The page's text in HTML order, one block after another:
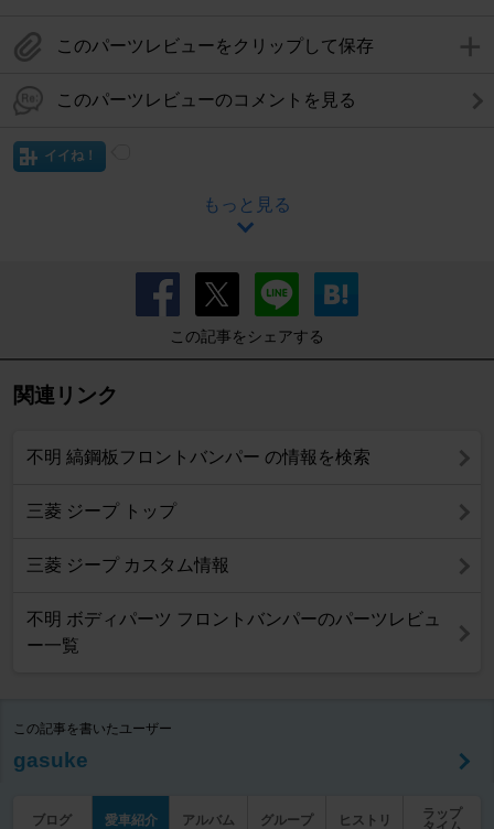
このパーツレビューをクリップして保存
このパーツレビューのコメントを見る
イイね！
もっと見る
この記事をシェアする
関連リンク
不明 縞鋼板フロントバンパー の情報を検索
三菱 ジープ トップ
三菱 ジープ カスタム情報
不明 ボディパーツ フロントバンパーのパーツレビュ
ー一覧
この記事を書いたユーザー
gasuke
ブログ 愛車紹介 アルバム グループ ヒストリ
ラップ